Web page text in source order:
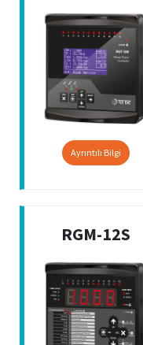
Ayrıntılı Bilgi
RGM-12S